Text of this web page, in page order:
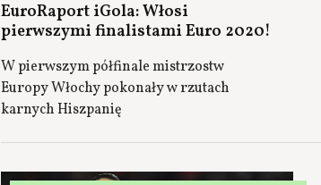
EuroRaport iGola: Włosi
pierwszymi finalistami Euro 2020!
W pierwszym półfinale mistrzostw
Europy Włochy pokonały w rzutach
karnych Hiszpanię